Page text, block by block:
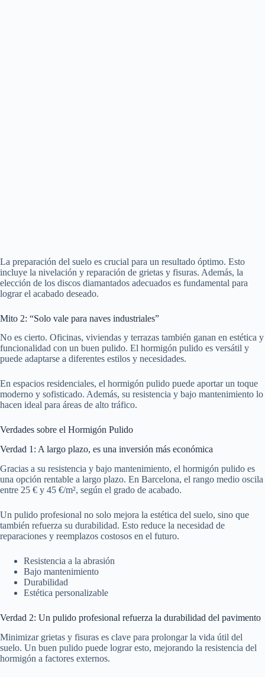
La preparación del suelo es crucial para un resultado óptimo. Esto
incluye la nivelación y reparación de grietas y fisuras. Además, la
elección de los discos diamantados adecuados es fundamental para
lograr el acabado deseado.
Mito 2: “Solo vale para naves industriales”
No es cierto. Oficinas, viviendas y terrazas también ganan en estética y
funcionalidad con un buen pulido. El hormigón pulido es versátil y
puede adaptarse a diferentes estilos y necesidades.
En espacios residenciales, el hormigón pulido puede aportar un toque
moderno y sofisticado. Además, su resistencia y bajo mantenimiento lo
hacen ideal para áreas de alto tráfico.
Verdades sobre el Hormigón Pulido
Verdad 1: A largo plazo, es una inversión más económica
Gracias a su resistencia y bajo mantenimiento, el hormigón pulido es
una opción rentable a largo plazo. En Barcelona, el rango medio oscila
entre 25 € y 45 €/m², según el grado de acabado.
Un pulido profesional no solo mejora la estética del suelo, sino que
también refuerza su durabilidad. Esto reduce la necesidad de
reparaciones y reemplazos costosos en el futuro.
Resistencia a la abrasión
Bajo mantenimiento
Durabilidad
Estética personalizable
Verdad 2: Un pulido profesional refuerza la durabilidad del pavimento
Minimizar grietas y fisuras es clave para prolongar la vida útil del
suelo. Un buen pulido puede lograr esto, mejorando la resistencia del
hormigón a factores externos.